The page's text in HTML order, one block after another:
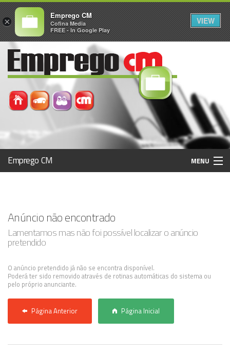
Emprego CM MENU
Registo / Login
Anunciar Agora
Anúncio não encontrado
Lamentamos mas não foi possível localizar o anúncio
pretendido
O anúncio pretendido já não se encontra disponível.
Poderá ter sido removido através de rotinas automáticas do sistema ou
pelo próprio anunciante.
Página Anterior Página Inicial
×
Emprego CM
Cofina Media
FREE - In Google Play
VIEW